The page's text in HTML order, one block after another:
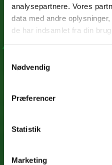
analysepartnere. Vores
data med andre
de har indsamlet fra din
Nødvendig
Præferencer
Statistik
Marketing
Tilmeld dig
Angiv din e-mail adresse*
Rabatten omfatter ikke